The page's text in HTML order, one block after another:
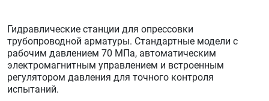
Гидравлические станции для опрессовки
трубопроводной арматуры. Стандартные модели с
рабочим давлением 70 МПа, автоматическим
электромагнитным управлением и встроенным
регулятором давления для точного контроля
испытаний.